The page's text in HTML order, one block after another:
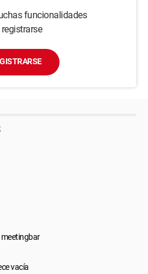
funcionalidades
vacía